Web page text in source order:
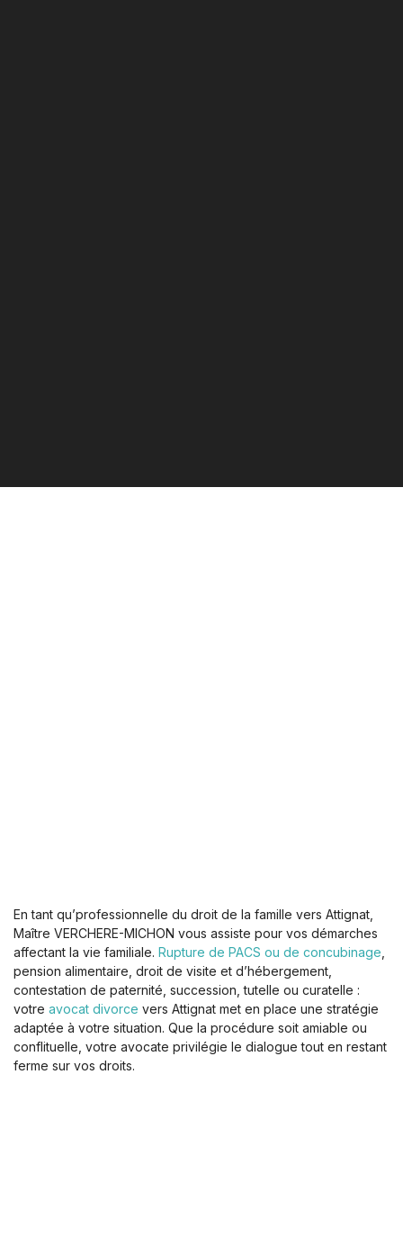
En tant qu’professionnelle du droit de la famille vers Attignat,
Maître VERCHERE-MICHON vous assiste pour vos démarches
affectant la vie familiale. Rupture de PACS ou de concubinage
pension alimentaire, droit de visite et d’hébergement,
contestation de paternité, succession, tutelle ou curatelle :
votre avocat divorce vers Attignat met en place une stratégie
adaptée à votre situation. Que la procédure soit amiable ou
conflituelle, votre avocate privilégie le dialogue tout en restant
ferme sur vos droits.